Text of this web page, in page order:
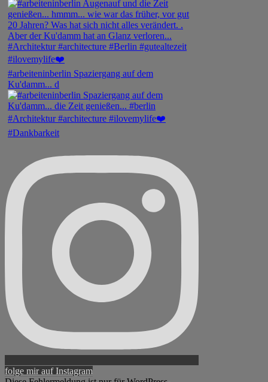
#arbeiteninberlin Spaziergang auf dem
Ku'damm... d
folge mir auf Instagram